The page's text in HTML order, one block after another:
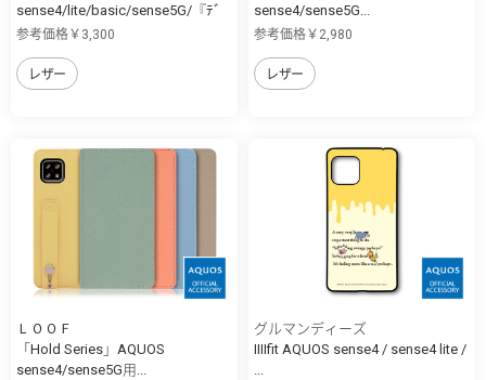
sense4/lite/basic/sense5G/『ﾃﾞ
ｨ...
参考価格￥3,300
レザー
sense4/sense5G...
参考価格￥2,980
レザー
ＬＯＯＦ
「Hold Series」AQUOS
sense4/sense5G用...
グルマンディーズ
IIIIfit AQUOS sense4 / sense4 lite /
...